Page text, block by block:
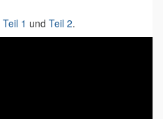
Teil 1 und Teil 2.